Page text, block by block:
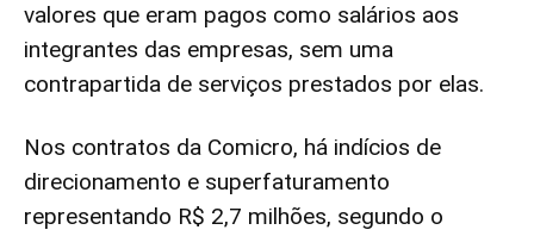
valores que eram pagos como salários aos
integrantes das empresas, sem uma
contrapartida de serviços prestados por elas.
Nos contratos da Comicro, há indícios de
direcionamento e superfaturamento
representando R$ 2,7 milhões, segundo o